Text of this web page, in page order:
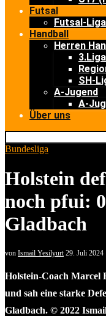
Futsal
Futsal-
Handball
Herren
SH-
A-Jugend
A-
Über uns
Bundesliga
Holstein
noch pfui:
Gladbach
von Ismail Yesilyurt 29. Juli 2024
Holstein-Coach Marcel
und sah eine starke
Gladbach. © 2022